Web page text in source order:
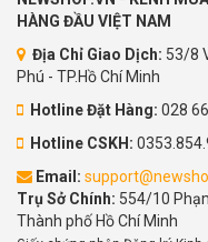
HÀNG ĐẦU VIỆT NAM
Địa Chỉ Giao Dịch: 53/8
Phú - TP.Hồ Chí Minh
Hotline Đặt Hàng: 028
Hotline CSKH:
Email:
Trụ Sở Chính: 554/10
Thành phố Hồ Chí Minh